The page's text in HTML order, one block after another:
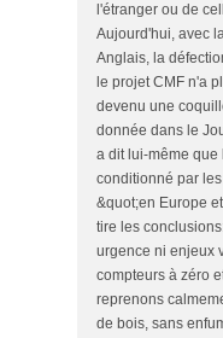
l'étranger ou de
Aujourd'hui, avec
Anglais, la
le projet CMF n'a
devenu une
donnée dans le
a dit lui-même que
conditionné par
&quot;en Europe
tire les
urgence ni enjeux
compteurs à zéro
reprenons
de bois, sans